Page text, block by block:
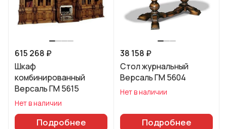
615 268 ₽
Шкаф
комбинированный
Версаль ГМ 5615
Нет в наличии
Подробнее
38 158 ₽
Стол журнальный
Версаль ГМ 5604
Нет в наличии
Подробнее